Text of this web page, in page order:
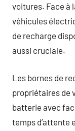
voitures. Face à
véhicules
de recharge
aussi cruciale.
Les bornes de
propriétaires de
batterie avec
temps d’attente